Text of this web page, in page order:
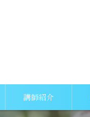
講師紹介